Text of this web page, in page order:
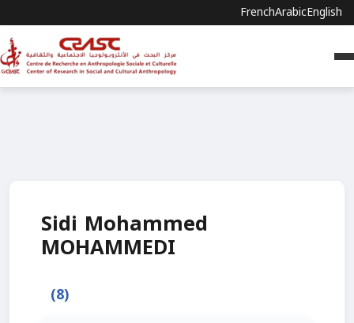
FrenchArabicEnglish
Sidi Mohammed
MOHAMMEDI
(8)